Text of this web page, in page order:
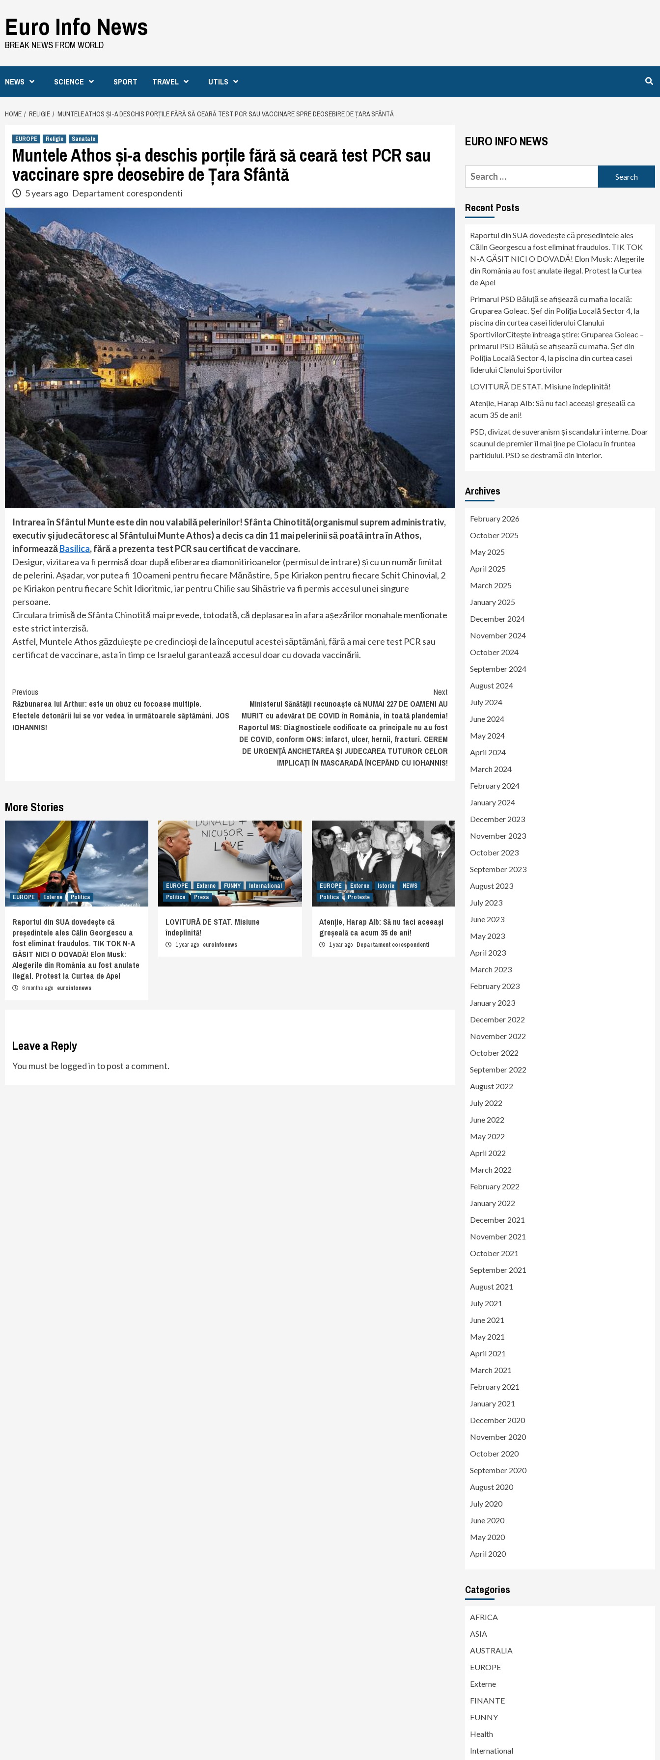
to
content
Euro Info News
BREAK NEWS FROM WORLD
NEWS SCIENCE SPORT TRAVEL UTILS
HOME RELIGIE MUNTELE ATHOS ȘI-A DESCHIS PORȚILE FĂRĂ SĂ CEARĂ TEST PCR SAU VACCINARE SPRE DEOSEBIRE DE ȚARA SFÂNTĂ
EUROPE Religie Sanatate
Muntele Athos și-a deschis porțile fără să ceară test PCR sau
vaccinare spre deosebire de Țara Sfântă
5 years ago Departament corespondenti
Intrarea în Sfântul Munte este din nou valabilă pelerinilor! Sfânta Chinotită(organismul suprem administrativ,
executiv și judecătoresc al Sfântului Munte Athos) a decis ca din 11 mai pelerinii să poată intra în Athos,
informeazăBasilica, fără a prezenta test PCR sau certificat de vaccinare.
Desigur, vizitarea va fi permisă doar după eliberarea diamonitirioanelor (permisul de intrare) și cu un număr limitat
de pelerini. Așadar, vor putea fi 10 oameni pentru fiecare Mănăstire, 5 pe Kiriakon pentru fiecare Schit Chinovial, 2
pe Kiriakon pentru fiecare Schit Idioritmic, iar pentru Chilie sau Sihăstrie va fi permis accesul unei singure
persoane.
Circulara trimisă de Sfânta Chinotită mai prevede, totodată, că deplasarea în afara așezărilor monahale menționate
este strict interzisă.
Astfel, Muntele Athos găzduiește pe credincioși de la începutul acestei săptămâni, fără a mai cere test PCR sau
certificat de vaccinare, asta în timp ce Israelul garantează accesul doar cu dovada vaccinării.
Continue
Reading
Previous
Răzbunarea lui Arthur: este un obuz cu focoase multiple.
Efectele detonării lui se vor vedea în următoarele săptămâni. JOS
IOHANNIS!
Next
Ministerul Sănătății recunoaște că NUMAI 227 DE OAMENI AU
MURIT cu adevărat DE COVID în România, în toată plandemia!
Raportul MS: Diagnosticele codificate ca principale nu au fost
DE COVID, conform OMS: infarct, ulcer, hernii, fracturi. CEREM
DE URGENȚĂ ANCHETAREA ȘI JUDECAREA TUTUROR CELOR
IMPLICAȚI ÎN MASCARADĂ ÎNCEPÂND CU IOHANNIS!
More Stories
EUROPE Externe Politica
Raportul din SUA dovedește că
președintele ales Călin Georgescu a
fost eliminat fraudulos. TIK TOK N-A
GĂSIT NICI O DOVADĂ! Elon Musk:
Alegerile din România au fost anulate
ilegal. Protest la Curtea de Apel
6 months ago euroinfonews
EUROPE Externe FUNNY
International
Politica
Presa
LOVITURĂ DE STAT. Misiune
îndeplinită!
1 year ago euroinfonews
EUROPE Externe Istorie
NEWS
Politica
Proteste
Atenție, Harap Alb: Să nu faci aceeași
greșeală ca acum 35 de ani!
1 year ago Departament corespondenti
Leave a Reply
You must be logged into post a comment.
EURO INFO NEWS
Search
for:
Recent Posts
Raportul din SUA dovedește că președintele ales
Călin Georgescu a fost eliminat fraudulos. TIK TOK
N-A GĂSIT NICI O DOVADĂ! Elon Musk: Alegerile
din România au fost anulate ilegal. Protest la Curtea
de Apel
Primarul PSD Băluță se afișează cu mafia locală:
Gruparea Goleac. Șef din Poliția Locală Sector 4, la
piscina din curtea casei liderului Clanului
SportivilorCiteşte întreaga ştire: Gruparea Goleac –
primarul PSD Băluță se afișează cu mafia. Șef din
Poliția Locală Sector 4, la piscina din curtea casei
liderului Clanului Sportivilor
LOVITURĂ DE STAT. Misiune îndeplinită!
Atenție, Harap Alb: Să nu faci aceeași greșeală ca
acum 35 de ani!
PSD, divizat de suveranism și scandaluri interne. Doar
scaunul de premier îl mai ține pe Ciolacu în fruntea
partidului. PSD se destramă din interior.
Archives
February 2026
October 2025
May 2025
April 2025
March 2025
January 2025
December 2024
November 2024
October 2024
September 2024
August 2024
July 2024
June 2024
May 2024
April 2024
March 2024
February 2024
January 2024
December 2023
November 2023
October 2023
September 2023
August 2023
July 2023
June 2023
May 2023
April 2023
March 2023
February 2023
January 2023
December 2022
November 2022
October 2022
September 2022
August 2022
July 2022
June 2022
May 2022
April 2022
March 2022
February 2022
January 2022
December 2021
November 2021
October 2021
September 2021
August 2021
July 2021
June 2021
May 2021
April 2021
March 2021
February 2021
January 2021
December 2020
November 2020
October 2020
September 2020
August 2020
July 2020
June 2020
May 2020
April 2020
Categories
AFRICA
ASIA
AUSTRALIA
EUROPE
Externe
FINANTE
FUNNY
Health
International